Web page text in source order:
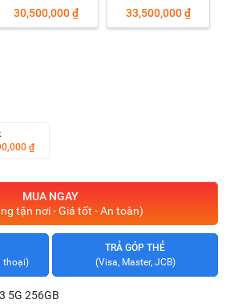
30,500,000 ₫
33,500,000 ₫
₫
MUA NGAY
tận nơi - Giá tốt - An toàn)
thoại)
TRẢ GÓP THẺ
(Visa, Master, JCB)
5G 256GB